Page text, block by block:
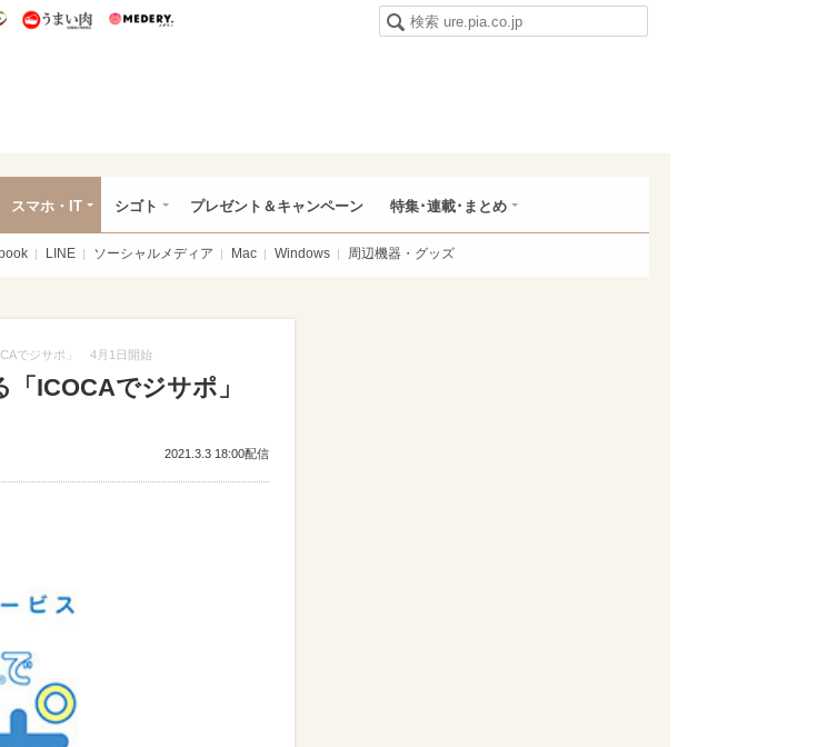
うまいパン うまい肉
スマホ・IT シゴト プレゼント＆キャンペーン 特集･連載･まとめ
LINE ソーシャルメディア Mac Windows 周辺機器・グッズ
でジサポ」 4月1日開始
「ICOCAでジサポ」
2021.3.3 18:00配信